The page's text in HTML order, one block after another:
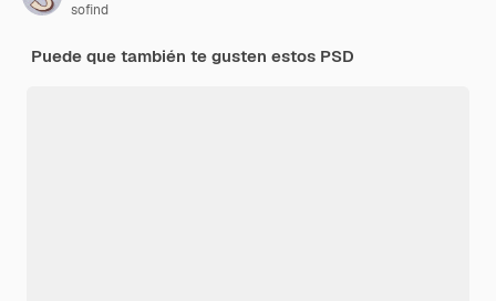
sofind
Puede que también te gusten estos PSD